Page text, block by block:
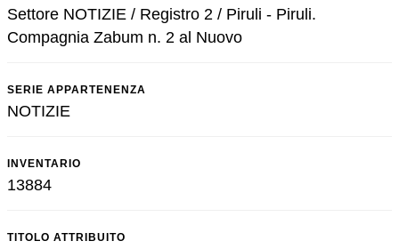
Settore NOTIZIE / Registro 2 / Piruli - Piruli.
Compagnia Zabum n. 2 al Nuovo
SERIE APPARTENENZA
NOTIZIE
INVENTARIO
13884
TITOLO ATTRIBUITO